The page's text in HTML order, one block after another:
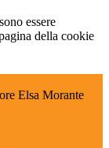
essere
della cookie
Elsa Morante